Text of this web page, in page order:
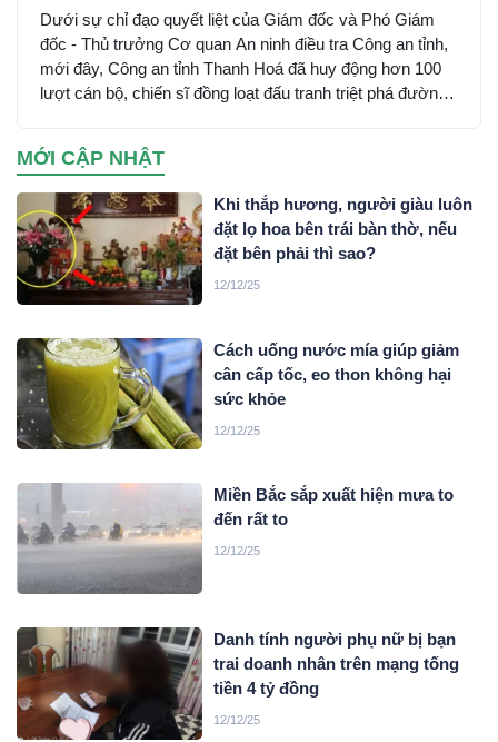
Dưới sự chỉ đạo quyết liệt của Giám đốc và Phó Giám
đốc - Thủ trưởng Cơ quan An ninh điều tra Công an tỉnh,
mới đây, Công an tỉnh Thanh Hoá đã huy động hơn 100
lượt cán bộ, chiến sĩ đồng loạt đấu tranh triệt phá đường
xuyên quốc gia do đối tượng Mai Văn Tới, sinh năm 2001
trú tại xã Nga Sơn, tỉnh Thanh Hoá cầm đầu…
MỚI CẬP NHẬT
Khi thắp hương, người giàu luôn
đặt lọ hoa bên trái bàn thờ, nếu
đặt bên phải thì sao?
12/12/25
Cách uống nước mía giúp giảm
cân cấp tốc, eo thon không hại
sức khỏe
12/12/25
Miền Bắc sắp xuất hiện mưa to
đến rất to
12/12/25
Danh tính người phụ nữ bị bạn
trai doanh nhân trên mạng tống
tiền 4 tỷ đồng
12/12/25